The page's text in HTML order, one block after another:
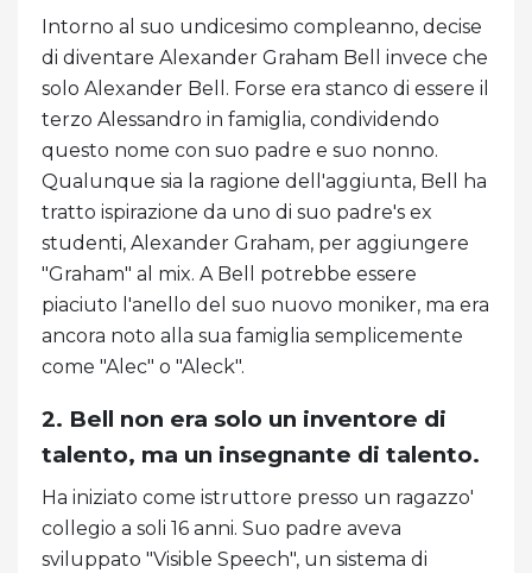
Intorno al suo undicesimo compleanno, decise
di diventare Alexander Graham Bell invece che
solo Alexander Bell. Forse era stanco di essere il
terzo Alessandro in famiglia, condividendo
questo nome con suo padre e suo nonno.
Qualunque sia la ragione dell'aggiunta, Bell ha
tratto ispirazione da uno di suo padre's ex
studenti, Alexander Graham, per aggiungere
"Graham" al mix. A Bell potrebbe essere
piaciuto l'anello del suo nuovo moniker, ma era
ancora noto alla sua famiglia semplicemente
come "Alec" o "Aleck".
2. Bell non era solo un inventore di
talento, ma un insegnante di talento.
Ha iniziato come istruttore presso un ragazzo'
collegio a soli 16 anni. Suo padre aveva
sviluppato "Visible Speech", un sistema di